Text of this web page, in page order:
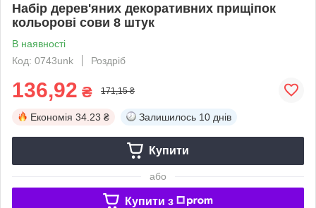
Набір дерев'яних декоративних прищіпок
кольорові сови 8 штук
В наявності
Код: 0743unk
Роздріб
136,92 ₴ 171,15 ₴
Економія 34.23 ₴ Залишилось 10 днів
Купити
або
Купити з